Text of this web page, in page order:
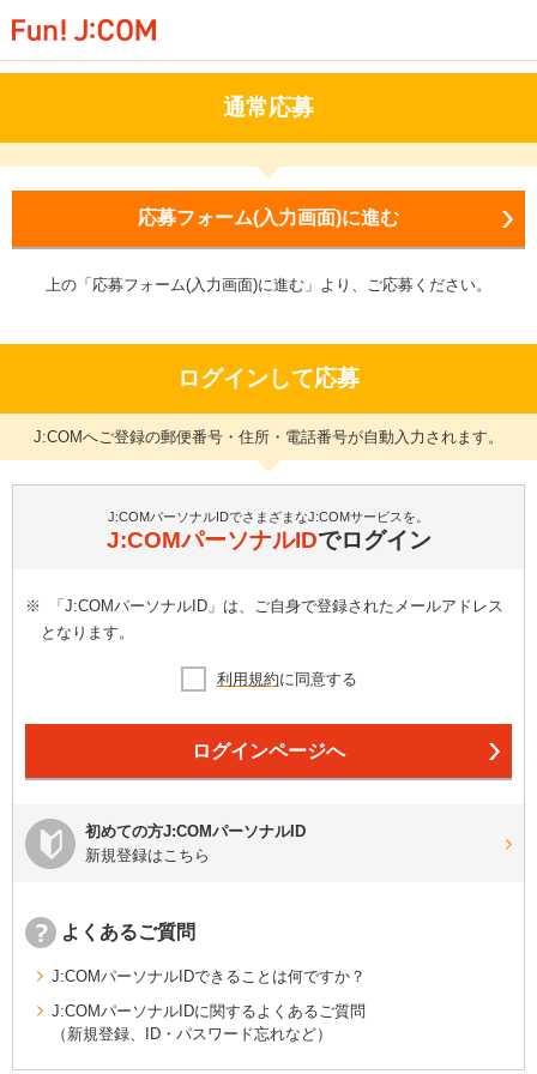
通常応募
応募フォーム(入力画面)に進む
上の「応募フォーム(入力画面)に進む」より、ご応募ください。
ログインして応募
J:COMへご登録の郵便番号・住所・電話番号が自動入力されます。
J:COMパーソナルIDでさまざまなJ:COMサービスを。
J:COMパーソナルIDでログイン
※
「J:COMパーソナルID」は、ご自身で登録されたメールアドレス
となります。
利用規約に同意する
ログインページへ
初めての方J:COMパーソナルID
新規登録はこちら
よくあるご質問
J:COMパーソナルIDできることは何ですか？
J:COMパーソナルIDに関するよくあるご質問
（新規登録、ID・パスワード忘れなど）